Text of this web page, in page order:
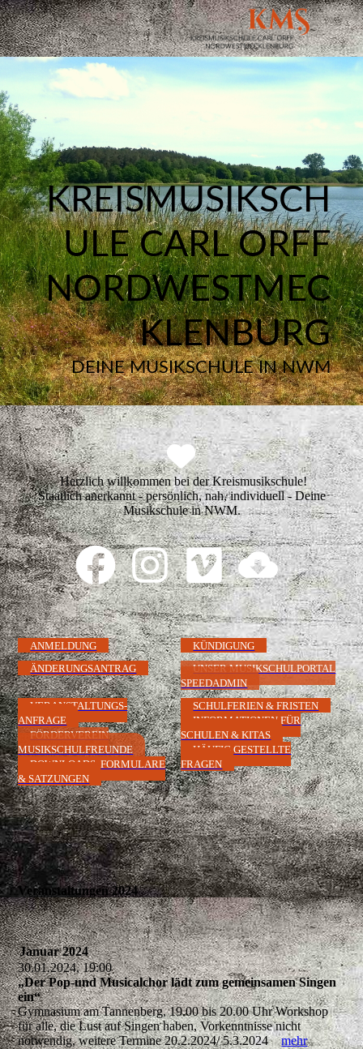
KREISMUSIKSCH
ULE CARL ORFF
NORDWESTMEC
KLENBURG
DEINE MUSIKSCHULE IN NWM
Herzlich willkommen bei der Kreismusikschule!
Staatlich anerkannt - persönlich, nah, individuell - Deine
Musikschule in NWM.
ANMELDUNG
KÜNDIGUNG
ÄNDERUNGSANTRAG
UNSER MUSIKSCHULPORTAL
SPEEDADMIN
VERANSTALTUNGS-
ANFRAGE
FÖRDERVEREIN
MUSIKSCHULFREUNDE
DOWNLOADS, FORMULARE
& SATZUNGEN
SCHULFERIEN & FRISTEN
INFORMATIONEN FÜR
SCHULEN & KITAS
HÄUFIG GESTELLTE
FRAGEN
Veranstaltungen 2024
Januar 2024
30.01.2024, 19:00
„Der Pop-und Musicalchor lädt zum gemeinsamen Singen
ein“
Gymnasium am Tannenberg, 19.00 bis 20.00 Uhr Workshop
für alle, die Lust auf Singen haben, Vorkenntnisse nicht
notwendig, weitere Termine 20.2.2024/ 5.3.2024mehr